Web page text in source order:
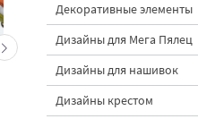
Пасхальные цыпленок
контурный Дизайн
машинной вышивки - 2
размера
Декоративные элементы
Дизайны для Мега Пялец
Дизайны для нашивок
Дизайны крестом